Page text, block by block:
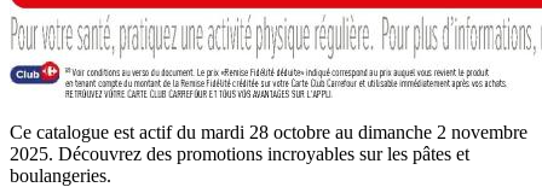
Ce catalogue est actif du mardi 28 octobre au dimanche 2 novembre
2025. Découvrez des promotions incroyables sur les pâtes et
boulangeries.